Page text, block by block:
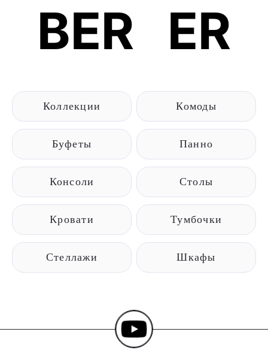
BER ER
Коллекции Комоды
Буфеты Панно
Консоли Столы
Кровати Тумбочки
Стеллажи Шкафы